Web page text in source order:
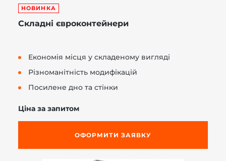
НОВИНКА
Складні євроконтейнери
Економія місця у складеному вигляді
Різноманітність модифікацій
Посилене дно та стінки
Ціна за запитом
ОФОРМИТИ ЗАЯВКУ